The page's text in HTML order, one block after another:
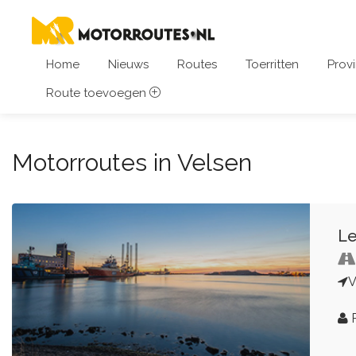
Home Nieuws Routes Toerritten
Route toevoegen
Motorroutes in Velsen